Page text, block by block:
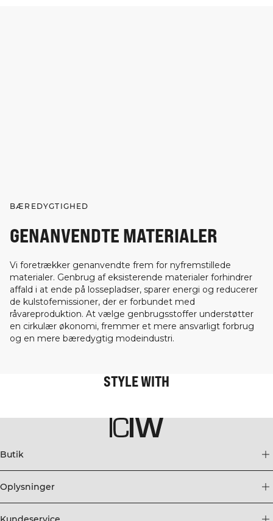
BÆREDYGTIGHED
GENANVENDTE MATERIALER
Vi foretrækker genanvendte frem for nyfremstillede
materialer. Genbrug af eksisterende materialer forhindrer
affald i at ende på lossepladser, sparer energi og reducerer
de kulstofemissioner, der er forbundet med
råvareproduktion. At vælge genbrugsstoffer understøtter
en cirkulær økonomi, fremmer et mere ansvarligt forbrug
og en mere bæredygtig modeindustri.
STYLE WITH
Butik
Oplysninger